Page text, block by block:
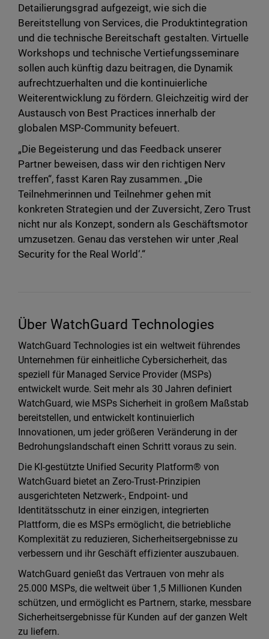
Detailierungsgrad aufgezeigt, wie sich die
Bereitstellung von Services, die Produktintegration
und die technische Bereitschaft gestalten. Virtuelle
Workshops und technische Vertiefungsseminare
sollen auch künftig dazu beitragen, die Dynamik
aufrechtzuerhalten und die kontinuierliche
Weiterentwicklung zu fördern. Gleichzeitig wird der
Austausch von Best Practices innerhalb der
globalen MSP-Community befeuert.
„Die Begeisterung und das Feedback unserer
Partner beweisen, dass wir den richtigen Nerv
treffen“, fasst Karen Ray zusammen. „Die
Teilnehmerinnen und Teilnehmer gehen mit
konkreten Strategien und der Zuversicht, Zero Trust
nicht nur als Konzept, sondern als Geschäftsmotor
umzusetzen. Genau das verstehen wir unter ‚Real
Security for the Real World‘.“
Über WatchGuard Technologies
WatchGuard Technologies ist ein weltweit führendes
Unternehmen für einheitliche Cybersicherheit, das
speziell für Managed Service Provider (MSPs)
entwickelt wurde. Seit mehr als 30 Jahren definiert
WatchGuard, wie MSPs Sicherheit in großem Maßstab
bereitstellen, und entwickelt kontinuierlich
Innovationen, um jeder größeren Veränderung in der
Bedrohungslandschaft einen Schritt voraus zu sein.
Die KI-gestützte Unified Security Platform® von
WatchGuard bietet an Zero-Trust-Prinzipien
ausgerichteten Netzwerk-, Endpoint- und
Identitätsschutz in einer einzigen, integrierten
Plattform, die es MSPs ermöglicht, die betriebliche
Komplexität zu reduzieren, Sicherheitsergebnisse zu
verbessern und ihr Geschäft effizienter auszubauen.
WatchGuard genießt das Vertrauen von mehr als
25.000 MSPs, die weltweit über 1,5 Millionen Kunden
schützen, und ermöglicht es Partnern, starke, messbare
Sicherheitsergebnisse für Kunden auf der ganzen Welt
zu liefern.